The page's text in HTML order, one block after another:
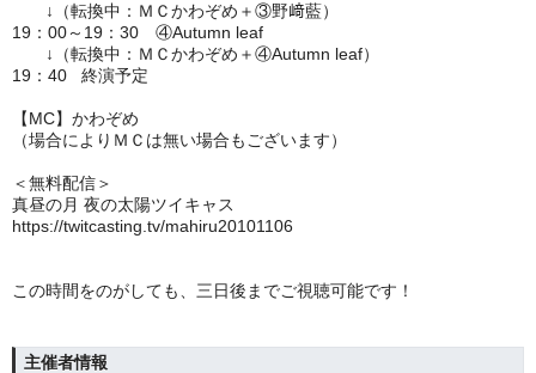
↓（転換中：ＭＣかわぞめ＋③野﨑藍）
19：00～19：30 ④Autumn leaf
↓（転換中：ＭＣかわぞめ＋④Autumn leaf）
19：40 終演予定
【MC】かわぞめ
（場合によりＭＣは無い場合もございます）
＜無料配信＞
真昼の月 夜の太陽ツイキャス
https://twitcasting.tv/mahiru20101106
この時間をのがしても、三日後までご視聴可能です！
主催者情報